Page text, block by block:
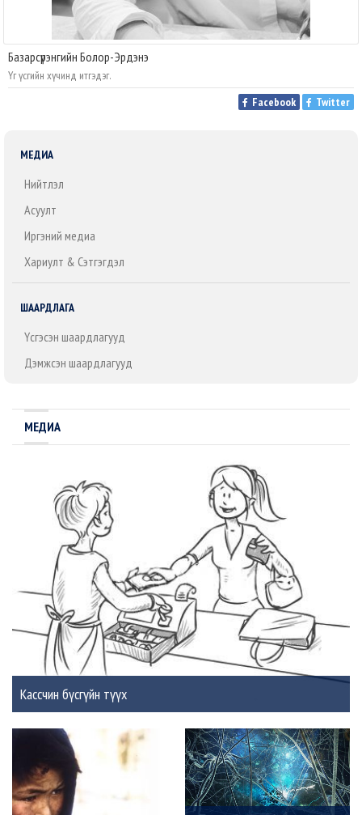
Базарсүрэнгийн Болор-Эрдэнэ
Үг үсгийн хүчинд итгэдэг.
Facebook
Twitter
МЕДИА
Нийтлэл
Асуулт
Иргэний медиа
Хариулт & Сэтгэгдэл
ШААРДЛАГА
Үүсгэсэн шаардлагууд
Дэмжсэн шаардлагууд
МЕДИА
Кассчин бүсгүйн түүх